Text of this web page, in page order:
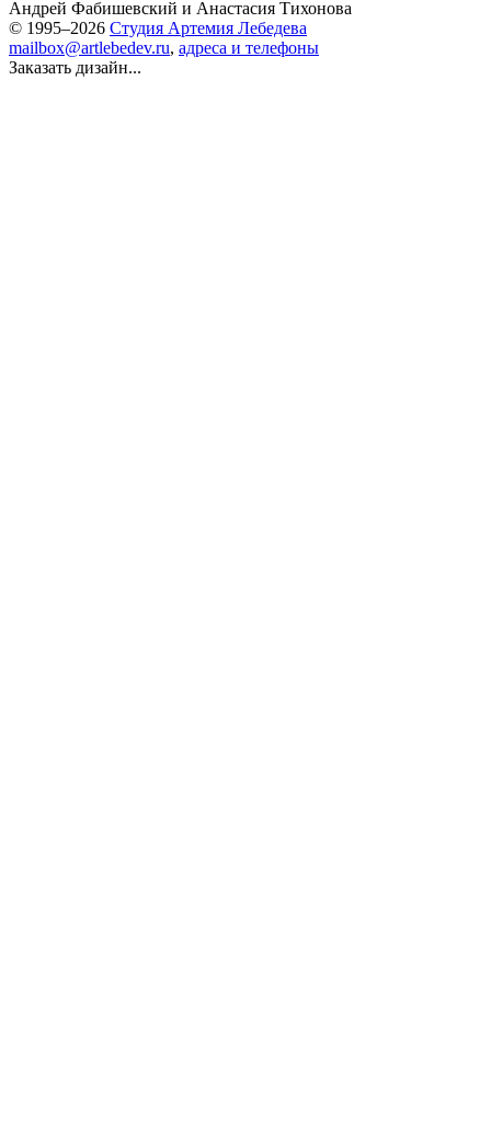
Андрей Фабишевский и Анастасия Тихонова
© 1995–2026 Студия Артемия Лебедева
mailbox@artlebedev.ru, адреса и телефоны
Заказать дизайн...